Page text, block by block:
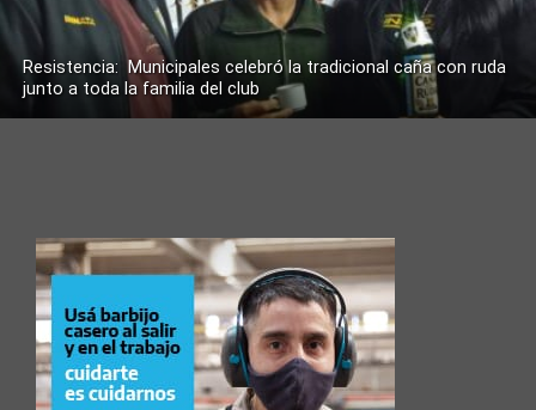
Resistencia: Municipales celebró la tradicional caña con ruda
junto a toda la familia del club